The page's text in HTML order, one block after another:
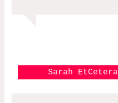
Sarah EtCetera